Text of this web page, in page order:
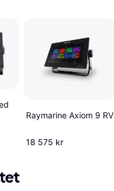
Raymarine Axiom 9 RV
18 575 kr